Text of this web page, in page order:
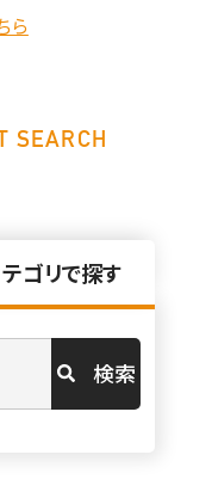
ら
SEARCH
ゴリで探す
検索